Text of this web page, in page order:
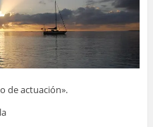
de actuación».